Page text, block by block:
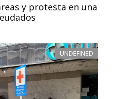
y protesta en una
UNDEFINED